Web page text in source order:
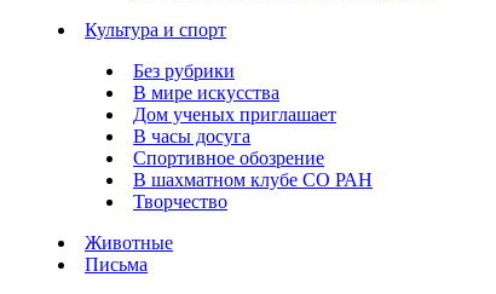
Культура и спорт
Без рубрики
В мире искусства
Дом ученых приглашает
В часы досуга
Спортивное обозрение
В шахматном клубе СО РАН
Творчество
Животные
Письма